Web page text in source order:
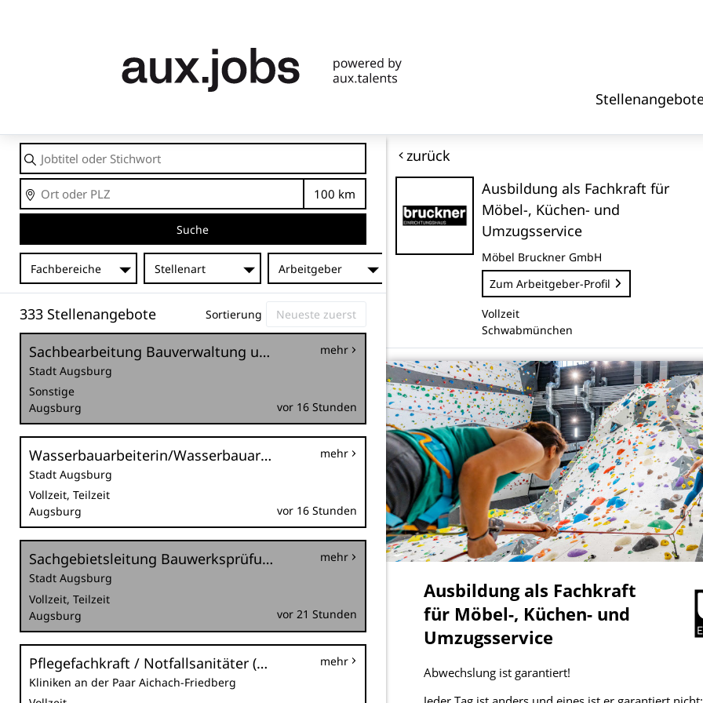
Jobtitel
oder
Stichwort
Ort
Entfernung
Suche
Fachbereiche Stellenart Arbeitgeber
333 Stellenangebote Sortierung
Sachbearbeitung Bauverwaltung und Wartungsmanagement (m/w/d)
Stadt Augsburg
Sonstige
Augsburg
mehr
vor 16 Stunden
Wasserbauarbeiterin/Wasserbauarbeiter (m/w/d)
Stadt Augsburg
Vollzeit, Teilzeit
Augsburg
mehr
vor 16 Stunden
Sachgebietsleitung Bauwerksprüfung (m/w/d)
Stadt Augsburg
Vollzeit, Teilzeit
Augsburg
mehr
vor 21 Stunden
Pflegefachkraft / Notfallsanitäter (m/w/d) Notaufnahme
Kliniken an der Paar Aichach-Friedberg
mehr
zurück
Ausbildung als Fachkraft für
Möbel-, Küchen- und
Umzugsservice
Möbel Bruckner GmbH
Zum Arbeitgeber-Profil
Vollzeit
Schwabmünchen